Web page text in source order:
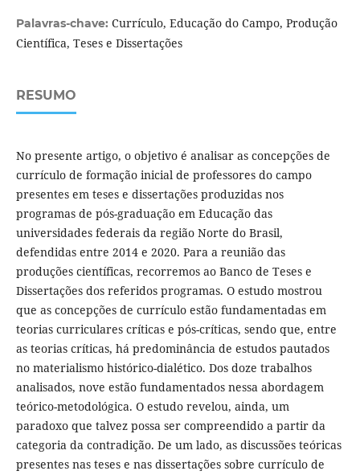
Palavras-chave: Currículo, Educação do Campo, Produção
Científica, Teses e Dissertações
RESUMO
No presente artigo, o objetivo é analisar as concepções de
currículo de formação inicial de professores do campo
presentes em teses e dissertações produzidas nos
programas de pós-graduação em Educação das
universidades federais da região Norte do Brasil,
defendidas entre 2014 e 2020. Para a reunião das
produções científicas, recorremos ao Banco de Teses e
Dissertações dos referidos programas. O estudo mostrou
que as concepções de currículo estão fundamentadas em
teorias curriculares críticas e pós-críticas, sendo que, entre
as teorias críticas, há predominância de estudos pautados
no materialismo histórico-dialético. Dos doze trabalhos
analisados, nove estão fundamentados nessa abordagem
teórico-metodológica. O estudo revelou, ainda, um
paradoxo que talvez possa ser compreendido a partir da
categoria da contradição. De um lado, as discussões teóricas
presentes nas teses e nas dissertações sobre currículo de